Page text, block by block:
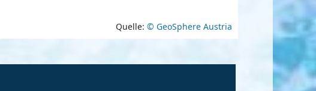
Quelle: © GeoSphere Austria